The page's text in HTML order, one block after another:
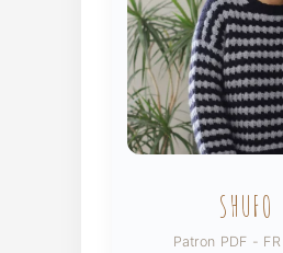
SHUFO
Patron PDF -